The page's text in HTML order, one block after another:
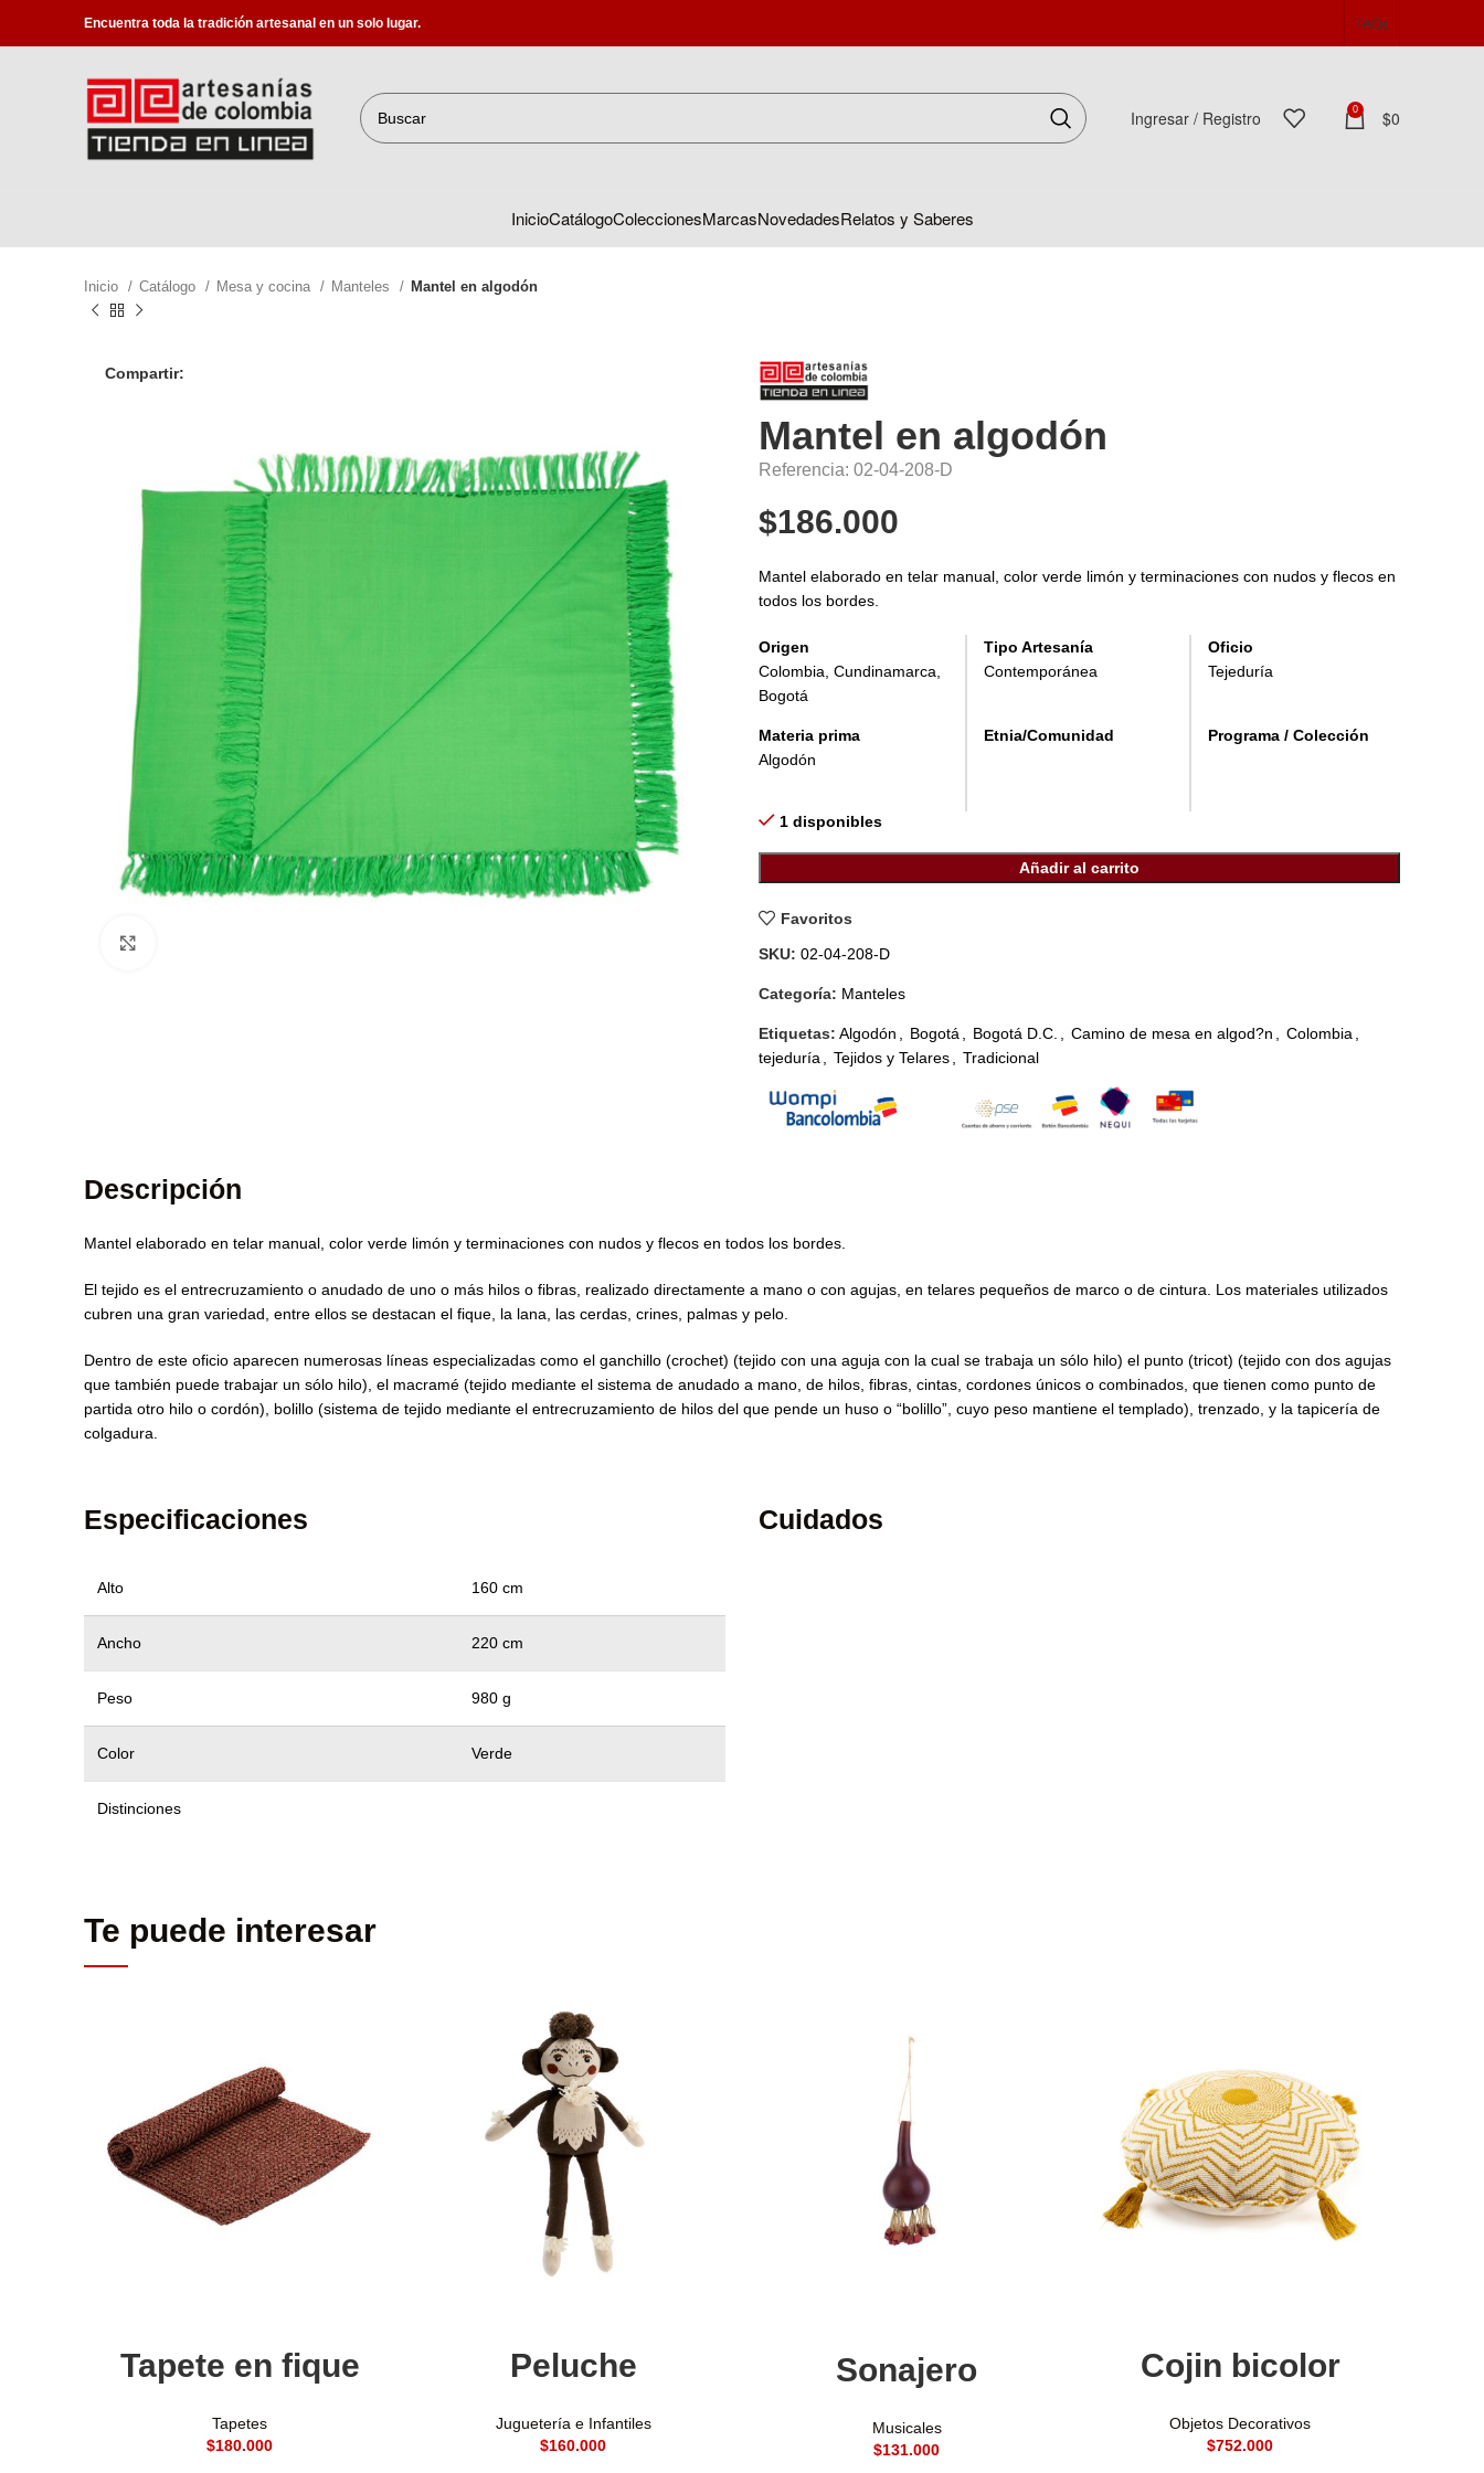
Encuentra toda la tradición artesanal en un solo lugar. FAQs
Ingresar / Registro 0 $0
InicioCatálogoColeccionesMarcasNovedadesRelatos y Saberes
Inicio Catálogo Mesa y cocina Manteles Mantel en algodón
Mantel en algodón
Referencia: 02-04-208-D
$186.000
Mantel elaborado en telar manual, color verde limón y terminaciones con nudos y flecos en
todos los bordes.
Origen
Colombia, Cundinamarca,
Bogotá
Materia prima
Algodón
Tipo Artesanía
Contemporánea
Etnia/Comunidad
Oficio
Tejeduría
Programa / Colección
1 disponibles
Añadir al carrito
Favoritos
SKU: 02-04-208-D
Categoría: Manteles
Etiquetas: Algodón Bogotá Bogotá D.C. Camino de mesa en algod?n Colombia
tejeduría
Tejidos y Telares Tradicional
Compartir:
Descripción
Mantel elaborado en telar manual, color verde limón y terminaciones con nudos y flecos en todos los bordes.
El tejido es el entrecruzamiento o anudado de uno o más hilos o fibras, realizado directamente a mano o con agujas, en telares pequeños de marco o de cintura. Los materiales utilizados
cubren una gran variedad, entre ellos se destacan el fique, la lana, las cerdas, crines, palmas y pelo.
Dentro de este oficio aparecen numerosas líneas especializadas como el ganchillo (crochet) (tejido con una aguja con la cual se trabaja un sólo hilo) el punto (tricot) (tejido con dos agujas
que también puede trabajar un sólo hilo), el macramé (tejido mediante el sistema de anudado a mano, de hilos, fibras, cintas, cordones únicos o combinados, que tienen como punto de
partida otro hilo o cordón), bolillo (sistema de tejido mediante el entrecruzamiento de hilos del que pende un huso o “bolillo”, cuyo peso mantiene el templado), trenzado, y la tapicería de
colgadura.
Especificaciones
Alto 160 cm
Ancho 220 cm
Peso 980 g
Color Verde
Distinciones
Cuidados
Te puede interesar
Tapete en fique
Tapetes
$
Peluche
Juguetería e Infantiles
$
Sonajero
Musicales
$
Cojin bicolor
Objetos Decorativos
$